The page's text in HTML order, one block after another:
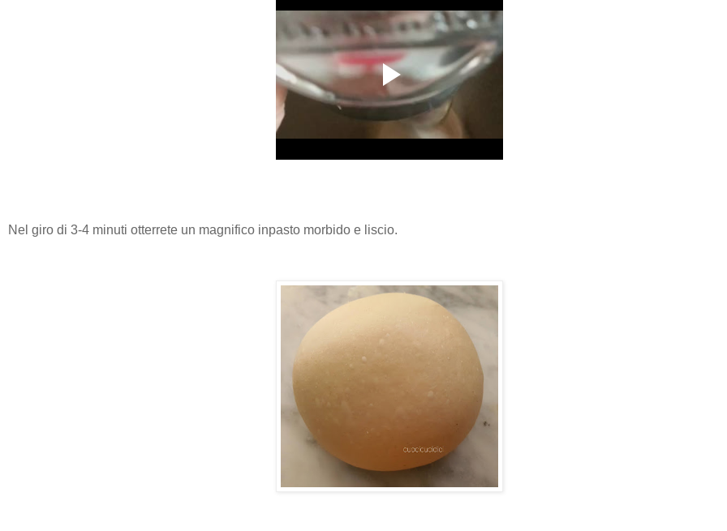
Nel giro di 3-4 minuti otterrete un magnifico inpasto morbido e liscio.